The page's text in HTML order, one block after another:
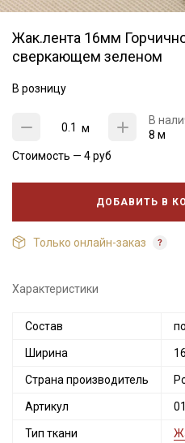
Жак.лента 16мм
сверкающем зеленом
В розницу
м
В
8 м
Стоимость — 4руб
ДОБАВИТЬ В
Только онлайн-заказ
Характеристики
Состав
Ширина
Страна производитель
Артикул
Тип ткани